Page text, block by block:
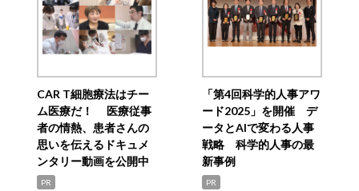
CAR T細胞療法はチー
ム医療だ！ 医療従事
者の情熱、患者さんの
思いを伝えるドキュメ
ンタリー動画を公開中
PR
「第4回科学的人事アワ
ード2025」を開催 デ
ータとAIで変わる人事
戦略 科学的人事の最
新事例
PR